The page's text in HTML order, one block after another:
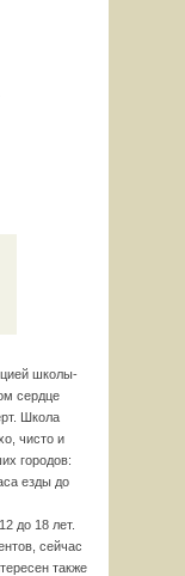
школы-
сердце
Школа
чисто и
городов:
езды до
до 18 лет.
сейчас
также